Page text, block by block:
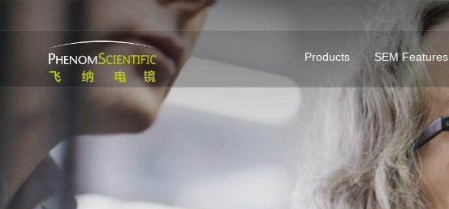
Products SEM Features